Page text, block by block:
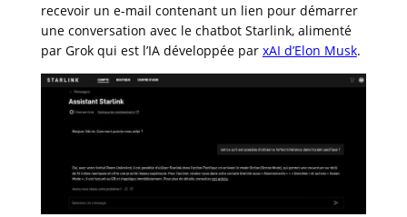
recevoir un e-mail contenant un lien pour démarrer
une conversation avec le chatbot Starlink, alimenté
par Grok qui est l’IA développée par xAI d’Elon Musk.